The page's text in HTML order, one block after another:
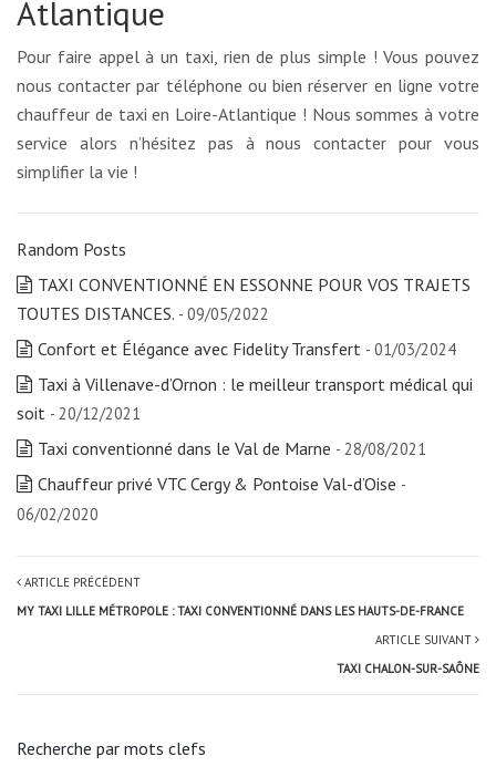
Atlantique
Pour faire appel à un taxi, rien de plus simple ! Vous pouvez
nous contacter par téléphone ou bien réserver en ligne votre
chauffeur de taxi en Loire-Atlantique ! Nous sommes à votre
service alors n’hésitez pas à nous contacter pour vous
simplifier la vie !
Random Posts
TAXI CONVENTIONNÉ EN ESSONNE POUR VOS TRAJETS
TOUTES DISTANCES. - 09/05/2022
Confort et Élégance avec Fidelity Transfert - 01/03/2024
Taxi à Villenave-d’Ornon : le meilleur transport médical qui
soit - 20/12/2021
Taxi conventionné dans le Val de Marne - 28/08/2021
Chauffeur privé VTC Cergy & Pontoise Val-d’Oise -
06/02/2020
ARTICLE PRÉCÉDENT
MY TAXI LILLE MÉTROPOLE : TAXI CONVENTIONNÉ DANS LES HAUTS-DE-FRANCE
ARTICLE SUIVANT
TAXI CHALON-SUR-SAÔNE
Recherche par mots clefs